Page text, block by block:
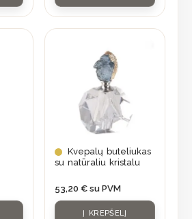
Kvepalų buteliukas
su natūraliu kristalu
53,20 € su PVM
Į KREPŠELĮ